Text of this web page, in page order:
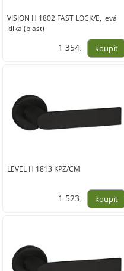
VISION H 1802 FAST LOCK/E, levá
klika (plast)
1 354,-
LEVEL H 1813 KPZ/CM
1 523,-